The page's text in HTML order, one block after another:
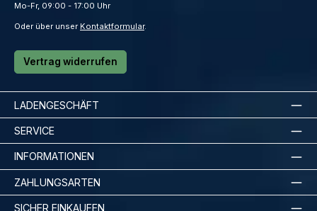
Mo-Fr, 09:00 - 17:00 Uhr
Oder über unser Kontaktformular.
Vertrag widerrufen
LADENGESCHÄFT
SERVICE
INFORMATIONEN
ZAHLUNGSARTEN
SICHER EINKAUFEN